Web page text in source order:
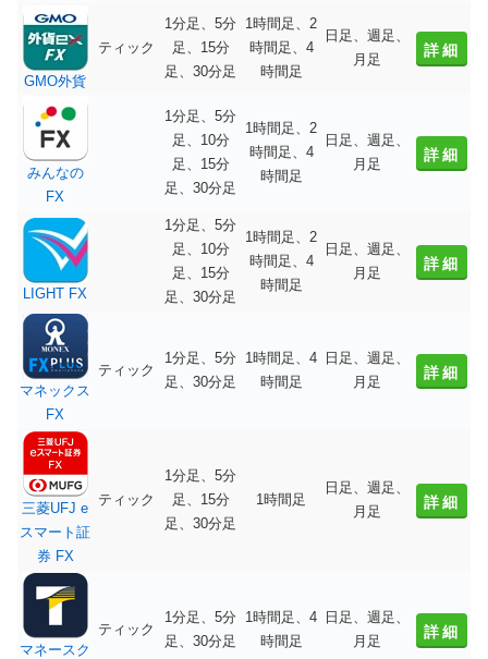
GMO外貨
ティック
1分足、5分
足、15分
足、30分足
1時間足、2
時間足、4
時間足
日足、週足、
月足
詳細
みんなの
FX
1分足、5分
足、10分
足、15分
足、30分足
1時間足、2
時間足、4
時間足
日足、週足、
月足
詳細
LIGHT FX
1分足、5分
足、10分
足、15分
足、30分足
1時間足、2
時間足、4
時間足
日足、週足、
月足
詳細
マネックス
FX
ティック
1分足、5分
足、30分足
1時間足、4
時間足
日足、週足、
月足
詳細
三菱UFJ e
スマート証
券 FX
ティック
1分足、5分
足、15分
足、30分足
1時間足
日足、週足、
月足
詳細
マネースク
ティック
1分足、5分
足、30分足
1時間足、4
時間足
日足、週足、
月足
詳細